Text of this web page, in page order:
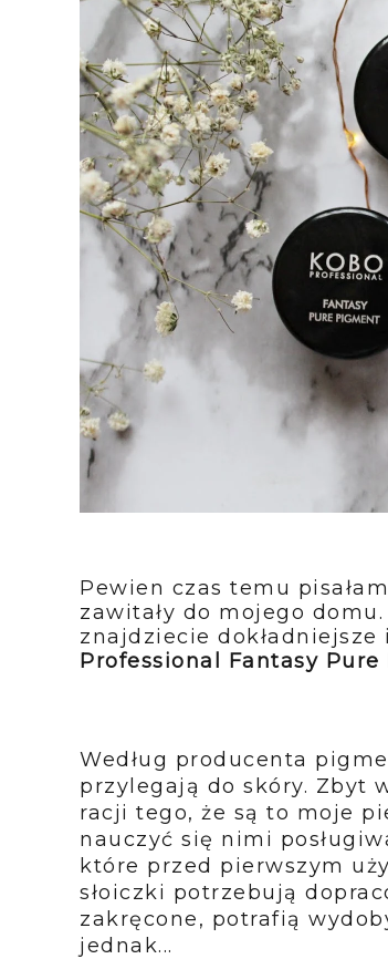
Pewien czas temu
zawitały do mojego
znajdziecie
Professional Fantasy
Według producenta
przylegają do skóry. Zbyt
racji tego, że są to moje
nauczyć się nimi
które przed pierwszym
słoiczki potrzebują
zakręcone, potrafią
jednak...